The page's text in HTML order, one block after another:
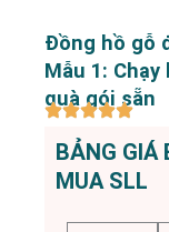
Đồng hồ gỗ
Mẫu 1:
quà gói sẵn
BẢNG GIÁ
MUA SLL